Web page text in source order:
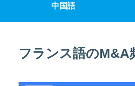
中国語
フランス語のM&A